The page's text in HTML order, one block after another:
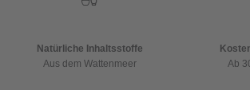
Natürliche Inhaltsstoffe
Aus dem Wattenmeer
Ab